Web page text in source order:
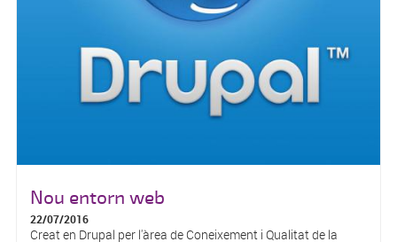
Nou entorn web
22/07/2016
Creat en Drupal per l'àrea de Coneixement i Qualitat de la